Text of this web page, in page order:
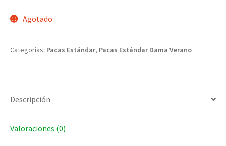
Agotado
Categorías: Pacas Estándar, Pacas Estándar Dama Verano
Descripción
Valoraciones (0)